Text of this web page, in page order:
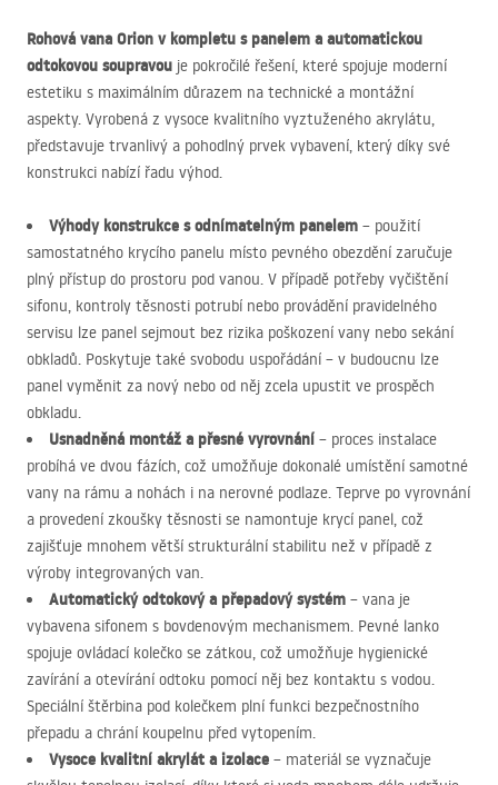
Rohová vana Orion v kompletu s panelem a automatickou
odtokovou soupravou je pokročilé řešení, které spojuje moderní
estetiku s maximálním důrazem na technické a montážní
aspekty. Vyrobená z vysoce kvalitního vyztuženého akrylátu,
představuje trvanlivý a pohodlný prvek vybavení, který díky své
konstrukci nabízí řadu výhod.
Výhody konstrukce s odnímatelným panelem – použití
samostatného krycího panelu místo pevného obezdění zaručuje
plný přístup do prostoru pod vanou. V případě potřeby vyčištění
sifonu, kontroly těsnosti potrubí nebo provádění pravidelného
servisu lze panel sejmout bez rizika poškození vany nebo sekání
obkladů. Poskytuje také svobodu uspořádání – v budoucnu lze
panel vyměnit za nový nebo od něj zcela upustit ve prospěch
obkladu.
Usnadněná montáž a přesné vyrovnání – proces instalace
probíhá ve dvou fázích, což umožňuje dokonalé umístění samotné
vany na rámu a nohách i na nerovné podlaze. Teprve po vyrovnání
a provedení zkoušky těsnosti se namontuje krycí panel, což
zajišťuje mnohem větší strukturální stabilitu než v případě z
výroby integrovaných van.
Automatický odtokový a přepadový systém – vana je
vybavena sifonem s bovdenovým mechanismem. Pevné lanko
spojuje ovládací kolečko se zátkou, což umožňuje hygienické
zavírání a otevírání odtoku pomocí něj bez kontaktu s vodou.
Speciální štěrbina pod kolečkem plní funkci bezpečnostního
přepadu a chrání koupelnu před vytopením.
Vysoce kvalitní akrylát a izolace – materiál se vyznačuje